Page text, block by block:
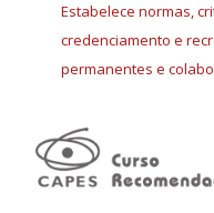
Estabelece normas,
credenciamento e
permanentes e